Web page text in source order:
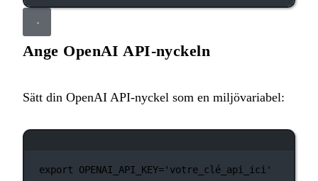
Ange OpenAI API‑nyckeln
Sätt din OpenAI API‑nyckel som en miljövariabel:
export OPENAI_API_KEY='votre_clé_api_ici'